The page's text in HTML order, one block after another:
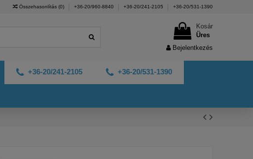
Összehasonlítás (0) +36-20/960-8840 +36-20/241-2105 +36-20/531-1390
Kosár
Üres
Bejelentkezés
+36-20/531-1390
+36-20/241-2105